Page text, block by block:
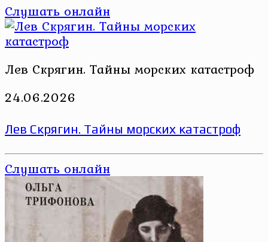
Слушать онлайн
Лев Скрягин. Тайны морских катастроф
24.06.2026
Лев Скрягин. Тайны морских катастроф
Слушать онлайн